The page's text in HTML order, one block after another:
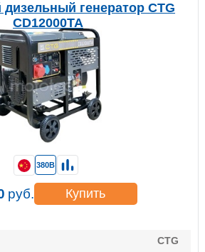
генератор CTG
CD12000TA
CTG
380В
руб. Купить